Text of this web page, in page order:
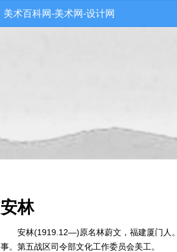
美术百科网-美术网-设计网
安林
安林(1919.12—)原名林蔚文，福建厦门人
事。第五战区司令部文化工作委员会美工。